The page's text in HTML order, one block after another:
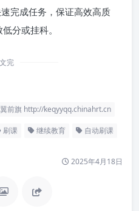
完成任务，保证高效高质
分或挂科。
完
前旗 http://keqyyqq.chinahrt.cn
刷课 继续教育 自动刷课
2025年4月18日